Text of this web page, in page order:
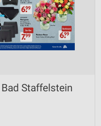
Staffelstein